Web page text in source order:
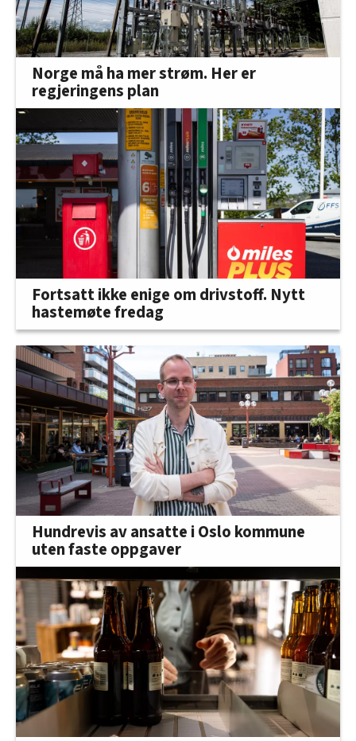
Norge må ha mer strøm. Her er
regjeringens plan
Fortsatt ikke enige om drivstoff. Nytt
hastemøte fredag
Hundrevis av ansatte i Oslo kommune
uten faste oppgaver